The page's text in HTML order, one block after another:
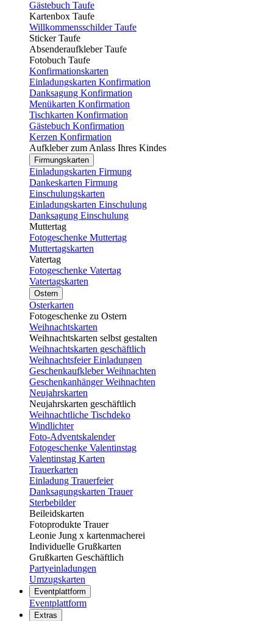
Gästebuch Taufe
Kartenbox Taufe
Willkommensschilder Taufe
Sticker Taufe
Absenderaufkleber Taufe
Fotobuch Taufe
Konfirmationskarten
Einladungskarten Konfirmation
Danksagung Konfirmation
Menükarten Konfirmation
Tischkarten Konfirmation
Gästebuch Konfirmation
Kerzen Konfirmation
Aufkleber zum Anlass Ihres Kindes
Firmungskarten
Einladungskarten Firmung
Dankeskarten Firmung
Einschulungskarten
Einladungskarten Einschulung
Danksagung Einschulung
Muttertag
Fotogeschenke Muttertag
Muttertagskarten
Vatertag
Fotogeschenke Vatertag
Vatertagskarten
Ostern
Osterkarten
Fotogeschenke zu Ostern
Weihnachtskarten
Weihnachtskarten selbst gestalten
Weihnachtskarten geschäftlich
Weihnachtsfeier Einladungen
Geschenkaufkleber Weihnachten
Geschenkanhänger Weihnachten
Neujahrskarten
Neujahrskarten geschäftlich
Weihnachtliche Tischdeko
Windlichter
Foto-Adventskalender
Fotogeschenke Valentinstag
Valentinstag Karten
Trauerkarten
Einladung Trauerfeier
Danksagungskarten Trauer
Sterbebilder
Beileidskarten
Fotoprodukte Trauer
Leonie Jung x kartenmacherei
Individuelle Grußkarten
Grußkarten Geschäftlich
Partyeinladungen
Umzugskarten
Eventplattform
Eventplattform
Extras